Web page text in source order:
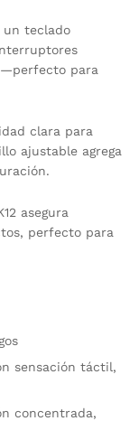
un teclado
para
clara para
ajustable agrega
asegura
perfecto para
sensación táctil,
concentrada,